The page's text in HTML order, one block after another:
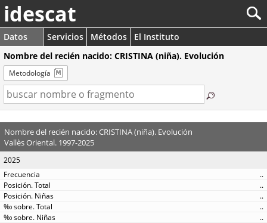
idescat
Datos Servicios Métodos
El Instituto
Nombre del recién nacido: CRISTINA (niña). Evolución
Metodología
Nombre del recién nacido: CRISTINA (niña). Evolución
Vallès Oriental. 1997-2025
2025
..
..
..
..
..